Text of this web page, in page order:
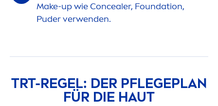
Make-up wie Concealer, Foundation,
Puder verwenden.
TRT-REGEL: DER PFLEGEPLAN
FÜR DIE HAUT